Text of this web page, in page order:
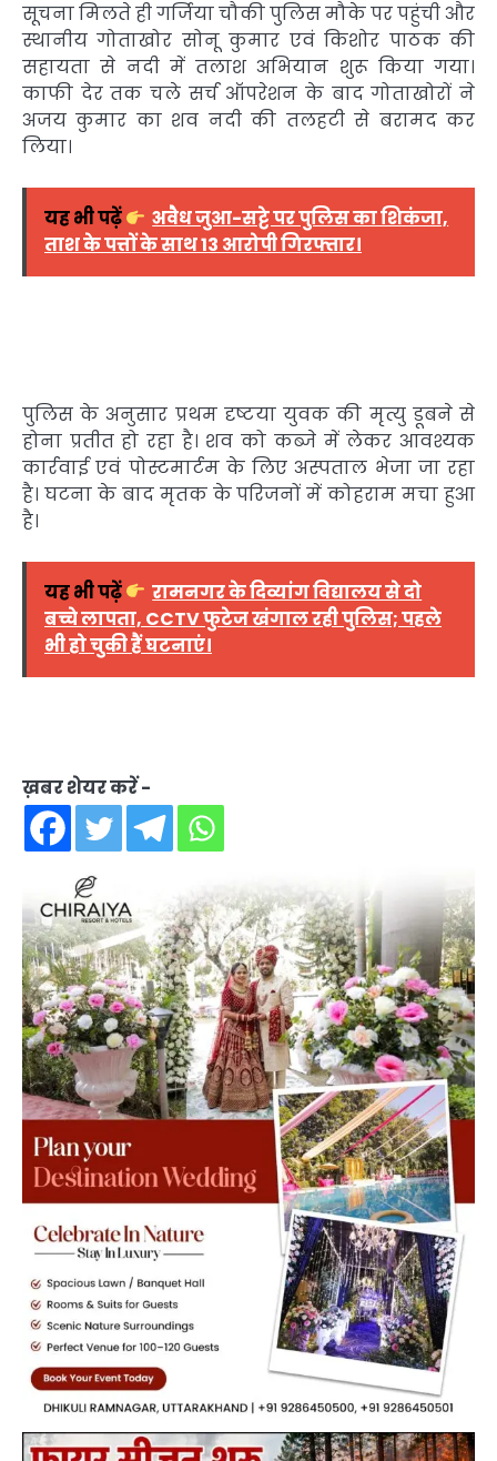
सूचना मिलते ही गर्जिया चौकी पुलिस मौके पर पहुंची और
स्थानीय गोताखोर सोनू कुमार एवं किशोर पाठक की
सहायता से नदी में तलाश अभियान शुरू किया गया।
काफी देर तक चले सर्च ऑपरेशन के बाद गोताखोरों ने
अजय कुमार का शव नदी की तलहटी से बरामद कर
लिया।
यह भी पढ़ें
अवैध जुआ-सट्टे पर पुलिस का शिकंजा,
ताश के पत्तों के साथ 13 आरोपी गिरफ्तार।
पुलिस के अनुसार प्रथम दृष्टया युवक की मृत्यु डूबने से
होना प्रतीत हो रहा है। शव को कब्जे में लेकर आवश्यक
कार्रवाई एवं पोस्टमार्टम के लिए अस्पताल भेजा जा रहा
है। घटना के बाद मृतक के परिजनों में कोहराम मचा हुआ
है।
यह भी पढ़ें
रामनगर के दिव्यांग विद्यालय से दो
बच्चे लापता, CCTV फुटेज खंगाल रही पुलिस; पहले
भी हो चुकी हैं घटनाएं।
ख़बर शेयर करें -